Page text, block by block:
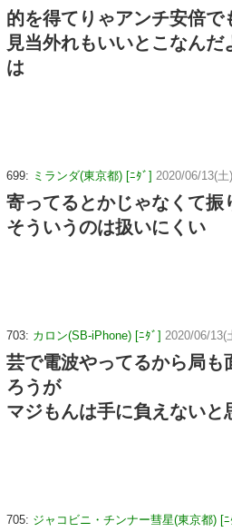
的を得てりゃアンチ安倍で
見当外れもいいとこなん
は
699: ミランダ(東京都) [ﾆﾀﾞ] 2020/06/13(
寄ってるとかじゃなくて振
そういうのは扱いにくい
703: カロン(SB-iPhone) [ﾆﾀﾞ] 2020/06/13(
芸で電波やってるから局も
ろうが
マジもんは手に負えないと
705: ジャコビニ・チンナー彗星(東京都) [ﾆ